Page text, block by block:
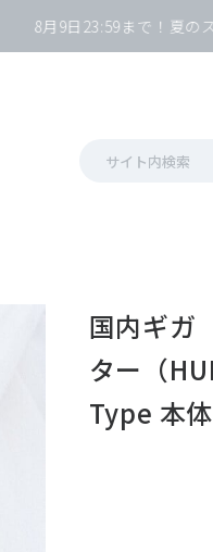
8月9日23:59まで！夏のスーパ
国内ギガ
ター（
Type 本体